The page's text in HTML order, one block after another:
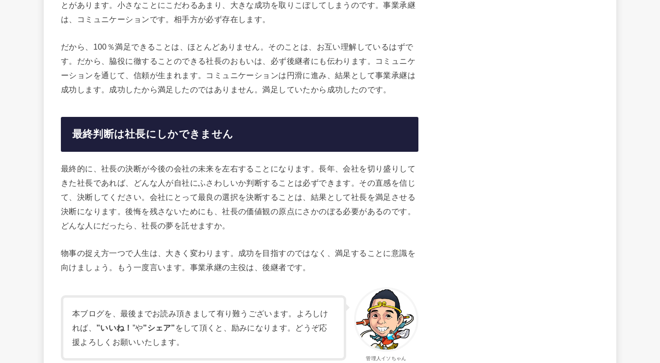
とがあります。小さなことにこだわるあまり、大きな成功を取りこぼしてしまうのです。事業承継
は、コミュニケーションです。相手方が必ず存在します。
だから、100％満足できることは、ほとんどありません。そのことは、お互い理解しているはずで
す。だから、脇役に徹することのできる社長のおもいは、必ず後継者にも伝わります。コミュニケ
ーションを通じて、信頼が生まれます。コミュニケーションは円滑に進み、結果として事業承継は
成功します。成功したから満足したのではありません。満足していたから成功したのです。
最終判断は社長にしかできません
最終的に、社長の決断が今後の会社の未来を左右することになります。長年、会社を切り盛りして
きた社長であれば、どんな人が自社にふさわしいか判断することは必ずできます。その直感を信じ
て、決断してください。会社にとって最良の選択を決断することは、結果として社長を満足させる
決断になります。後悔を残さないためにも、社長の価値観の原点にさかのぼる必要があるのです。
どんな人にだったら、社長の夢を託せますか。
物事の捉え方一つで人生は、大きく変わります。成功を目指すのではなく、満足することに意識を
向けましょう。もう一度言います。事業承継の主役は、後継者です。
管理人イソちゃん
本ブログを、最後までお読み頂きまして有り難うございます。よろしけ
れば、 ”いいね！ ”や”シェア” をして頂くと、励みになります。どうぞ応
援よろしくお願いいたします。